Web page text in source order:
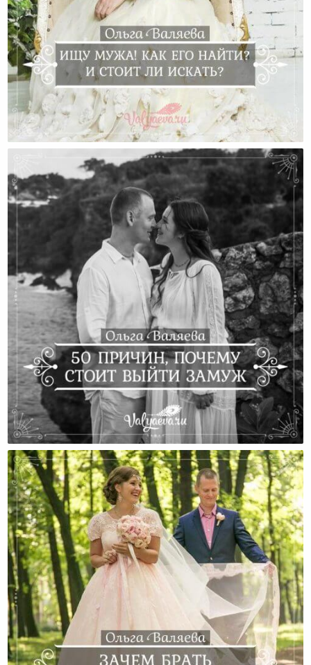
Ищу Мужа! Как Его Найти? И Стоит Ли Искать?
50 Причин, Почему Стоит Выйти Замуж